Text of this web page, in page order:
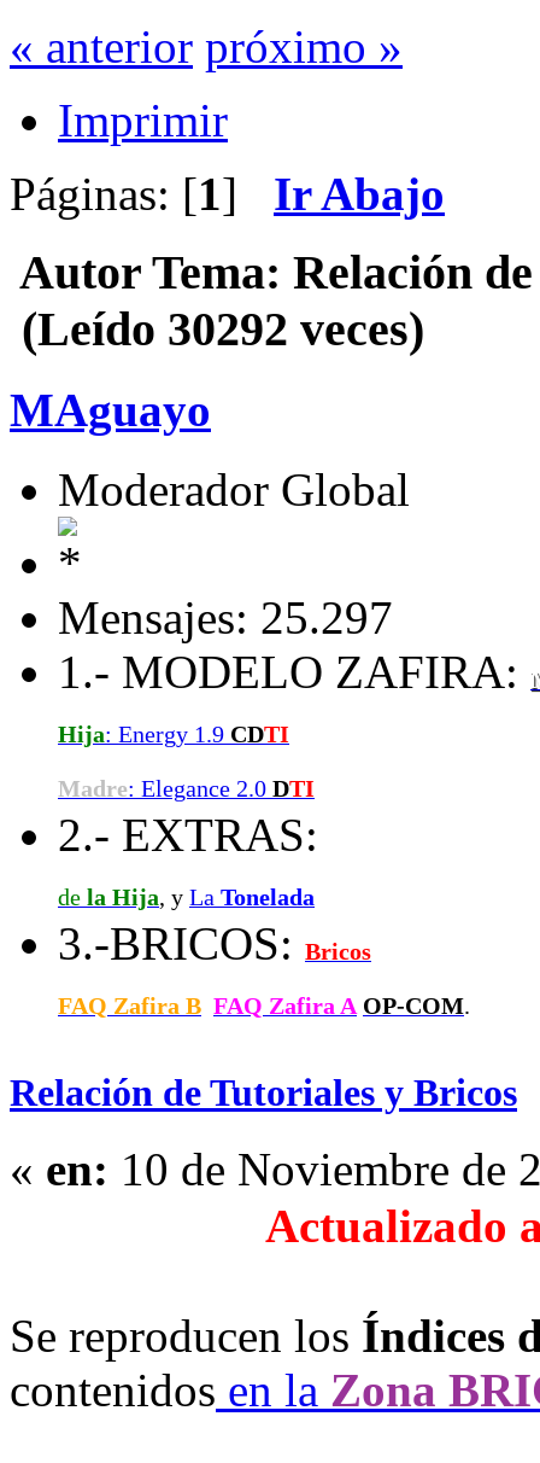
« anterior próximo »
Imprimir
Páginas: [1] Ir Abajo
Autor Tema: Relación
(Leído 30292 veces)
MAguayo
Moderador Global
Mensajes: 25.297
1.- MODELO ZAFIRA:
Hija: Energy 1.9 CDTI
Madre: Elegance 2.0 DTI
2.- EXTRAS:
de la Hija, y La Tonelada
3.-BRICOS: Bricos
FAQ Zafira B FAQ Zafira A OP-COM.
Relación de Tutoriales y Bricos
« en: 10 de Noviembre de
Actualizado
Se reproducen los Índices
contenidos en la Zona